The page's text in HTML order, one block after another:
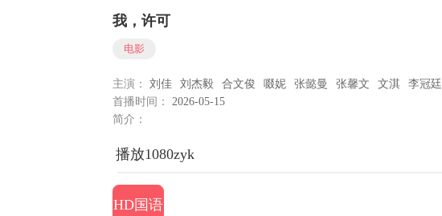
我，许可
电影
主演： 刘佳 刘杰毅 合文俊 啜妮 张懿曼 张馨文 文淇 李冠廷
首播时间：
2026-05-15
简介：
播放1080zyk
HD国语